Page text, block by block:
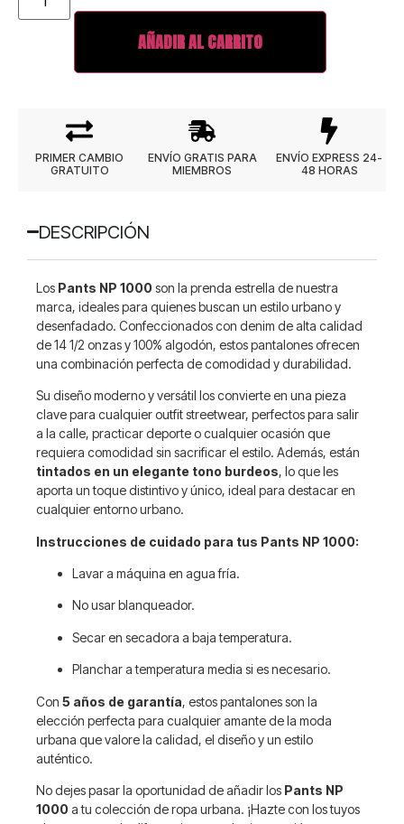
AÑADIR AL CARRITO
DESCRIPCIÓN
Los Pants NP 1000son la prenda estrella de nuestra
marca, ideales para quienes buscan un estilo urbano y
desenfadado. Confeccionados con denim de alta calidad
de 14 1/2 onzas y 100% algodón, estos pantalones ofrecen
una combinación perfecta de comodidad y durabilidad.
Su diseño moderno y versátil los convierte en una pieza
clave para cualquier outfit streetwear, perfectos para salir
a la calle, practicar deporte o cualquier ocasión que
requiera comodidad sin sacrificar el estilo. Además, están
tintados en un elegante tono burdeos, lo que les
aporta un toque distintivo y único, ideal para destacar en
cualquier entorno urbano.
Instrucciones de cuidado para tus Pants NP 1000:
Lavar a máquina en agua fría.
No usar blanqueador.
Secar en secadora a baja temperatura.
Planchar a temperatura media si es necesario.
Con 5 años de garantía, estos pantalones son la
elección perfecta para cualquier amante de la moda
urbana que valore la calidad, el diseño y un estilo
auténtico.
No dejes pasar la oportunidad de añadir los Pants NP
1000a tu colección de ropa urbana. ¡Hazte con los tuyos
PRIMER CAMBIO
GRATUITO
ENVÍO GRATIS PARA
MIEMBROS
ENVÍO EXPRESS 24-
48 HORAS